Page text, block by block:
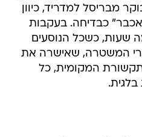
להמריא ב-7 בבוקר מבריסל למדריד, כיוון
כבדיחה. בעקבות
שעות, כשכל הנוסעים
המשטרה, שאישרה את
המקומית, כל